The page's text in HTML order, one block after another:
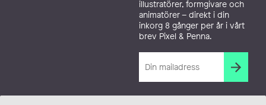
illustratörer, formgivare och
animatörer – direkt i din
inkorg 8 gånger per år i vårt
brev Pixel & Penna.